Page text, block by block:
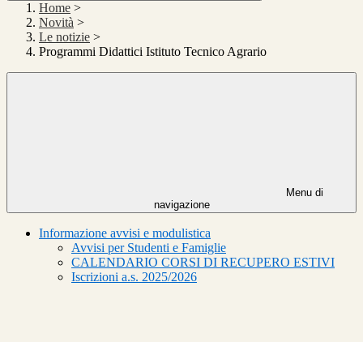
Home >
Novità >
Le notizie >
Programmi Didattici Istituto Tecnico Agrario
Menu di
navigazione
Informazione avvisi e modulistica
Avvisi per Studenti e Famiglie
CALENDARIO CORSI DI RECUPERO ESTIVI
Iscrizioni a.s. 2025/2026